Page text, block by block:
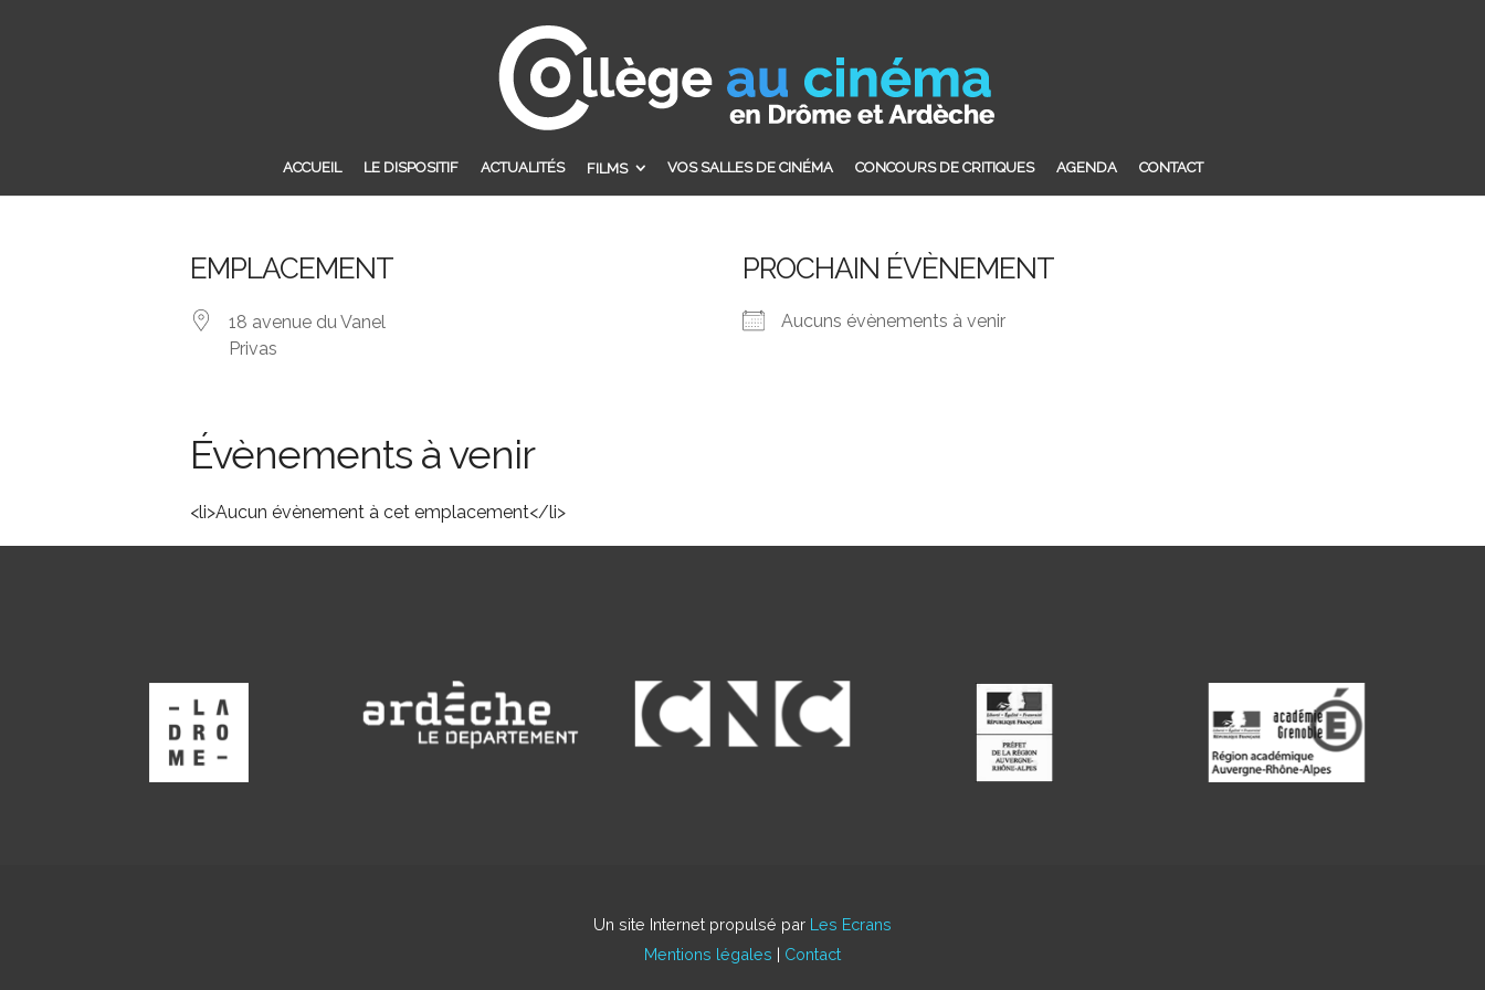
ACCUEIL LE DISPOSITIF ACTUALITÉS FILMS VOS SALLES DE CINÉMA CONCOURS DE CRITIQUES AGENDA CONTACT
EMPLACEMENT
18 avenue du Vanel
Privas
PROCHAIN ÉVÈNEMENT
Aucuns évènements à venir
Évènements à venir
<li>Aucun évènement à cet emplacement</li>
Un site Internet propulsé par Les Ecrans
Mentions légales | Contact